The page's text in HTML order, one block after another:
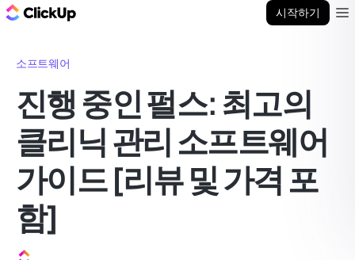
시작하기
소프트웨어
진행 중인 펄스: 최고의
클리닉 관리 소프트웨어
가이드 [리뷰 및 가격 포
함]